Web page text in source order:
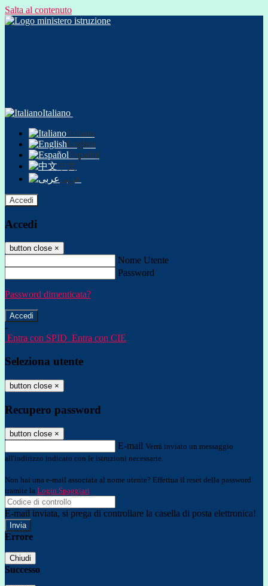
Salta al contenuto
Italiano
Italiano
English
Español
中文
عربى
Accedi
Accedi
button close ×
Nome Utente
Password
Password dimenticata?
-
Entra con SPID Entra con CIE
Seleziona utente
button close ×
Recupero password
button close ×
E-mail Verrà inviato un messaggio
all'indirizzo indicato con le istruzioni necessarie.
Non hai una e-mail associata al nome utente? Effettua il reset della password
tramite la Login Spaggiari
E-mail inviata, si prega di controllare la casella di posta elettronica!
Errore
Chiudi
Successo